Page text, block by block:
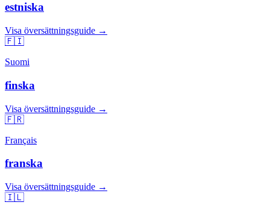
estniska
Visa översättningsguide →
🇫🇮
Suomi
finska
Visa översättningsguide →
🇫🇷
Français
franska
Visa översättningsguide →
🇮🇱